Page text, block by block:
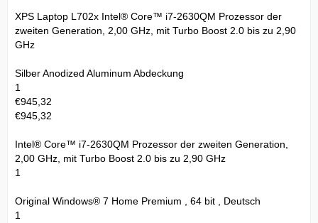
XPS Laptop L702x Intel® Core™ i7-2630QM Prozessor der
zweiten Generation, 2,00 GHz, mit Turbo Boost 2.0 bis zu 2,90
GHz
Silber Anodized Aluminum Abdeckung
1
€945,32
€945,32
Intel® Core™ i7-2630QM Prozessor der zweiten Generation,
2,00 GHz, mit Turbo Boost 2.0 bis zu 2,90 GHz
1
Original Windows® 7 Home Premium , 64 bit , Deutsch
1